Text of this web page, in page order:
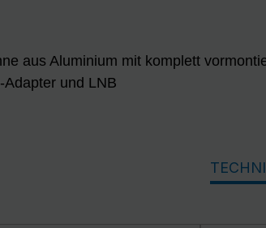
aus Aluminium mit komplett
und LNB